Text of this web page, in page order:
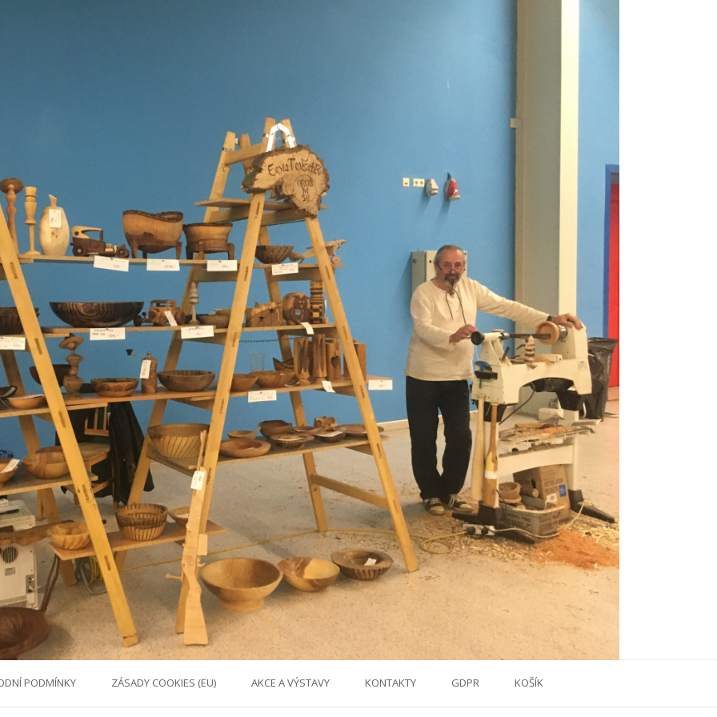
PODMÍNKY ZÁSADY COOKIES (EU) AKCE A VÝSTAVY KONTAKTY GDPR KOŠÍK